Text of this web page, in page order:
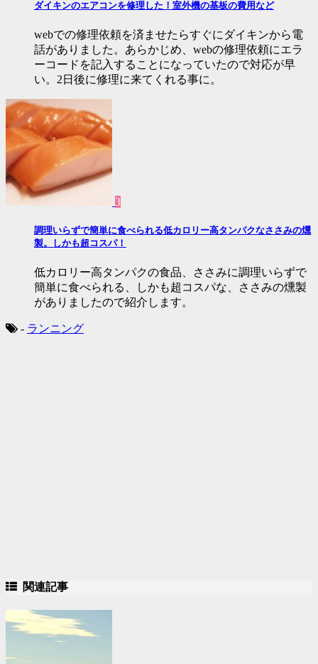
ダイキンのエアコンを修理した！室外機の基板の費用など
webでの修理依頼を済ませたらすぐにダイキンから電
話がありました。あらかじめ、webの修理依頼にエラ
ーコードを記入することになっていたので対応が早
い。2日後に修理に来てくれる事に。
3
調理いらずで簡単に食べられる低カロリー高タンパクなささみの燻
製。しかも超コスパ！
低カロリー高タンパクの食品、ささみに調理いらずで
簡単に食べられる、しかも超コスパな、ささみの燻製
がありましたので紹介します。
- ランニング
関連記事